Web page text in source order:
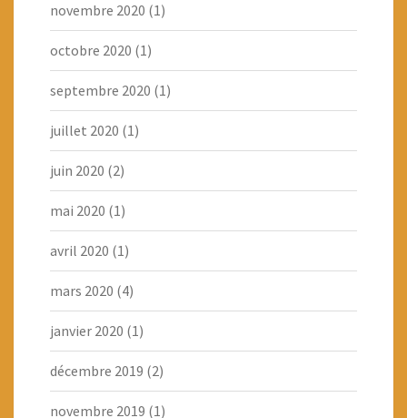
novembre 2020 (1)
octobre 2020 (1)
septembre 2020 (1)
juillet 2020 (1)
juin 2020 (2)
mai 2020 (1)
avril 2020 (1)
mars 2020 (4)
janvier 2020 (1)
décembre 2019 (2)
novembre 2019 (1)